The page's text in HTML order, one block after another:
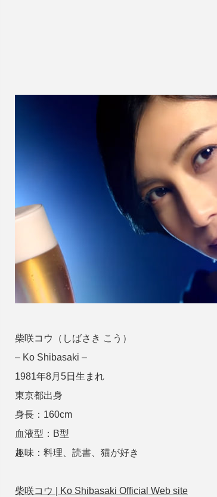
柴咲コウ（しばさき こう）
– Ko Shibasaki –
1981年8月5日生まれ
東京都出身
身長：160cm
血液型：B型
趣味：料理、読書、猫が好き
柴咲コウ | Ko Shibasaki Official Web site